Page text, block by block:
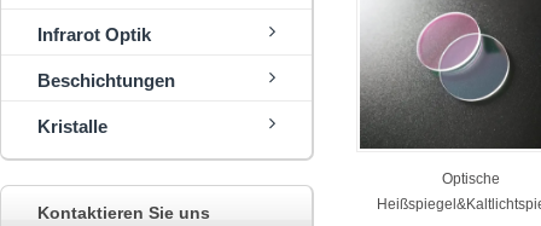
Infrarot Optik
Beschichtungen
Kristalle
Kontaktieren Sie uns
Optische